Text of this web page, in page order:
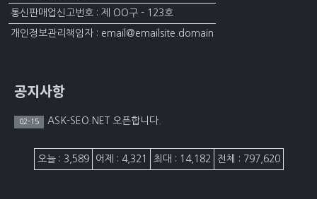
통신판매업신고번호 : 제 OO구 - 123호
개인정보관리책임자 : email@emailsite.domain
공지사항
02-15 ASK-SEO.NET 오픈합니다.
접속자집계
오늘 : 3,589 어제 : 4,321 최대 : 14,182 전체 : 797,620